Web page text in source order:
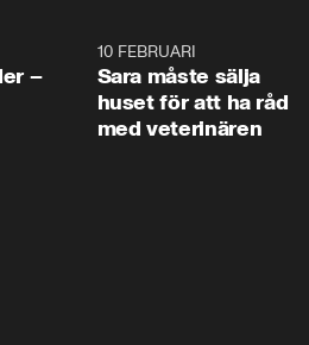
–
10 FEBRUARI
Sara måste sälja
huset för att ha råd
med veterinären